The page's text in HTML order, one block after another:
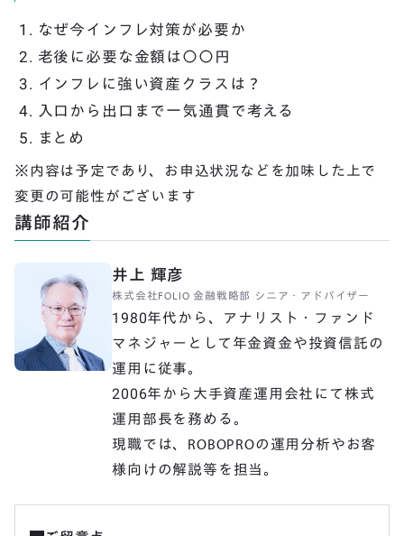
なぜ今インフレ対策が必要か
老後に必要な金額は〇〇円
インフレに強い資産クラスは？
入口から出口まで一気通貫で考える
まとめ
※内容は予定であり、お申込状況などを加味した上で
変更の可能性がございます
講師紹介
井上 輝彦
株式会社FOLIO 金融戦略部 シニア・アドバイザー
1980年代から、アナリスト・ファンド
マネジャーとして年金資金や投資信託の
運用に従事。
2006年から大手資産運用会社にて株式
運用部長を務める。
現職では、ROBOPROの運用分析やお客
様向けの解説等を担当。